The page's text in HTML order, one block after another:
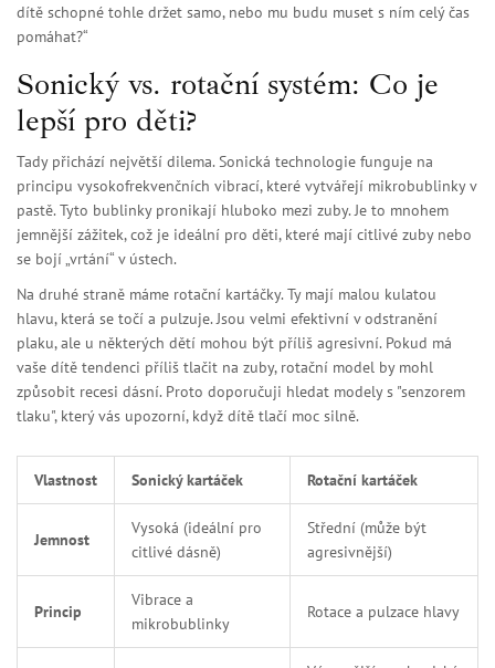
dítě schopné tohle držet samo, nebo mu budu muset s ním celý čas
pomáhat?“
Sonický vs. rotační systém: Co je
lepší pro děti?
Tady přichází největší dilema. Sonická technologie funguje na
principu vysokofrekvenčních vibrací, které vytvářejí mikrobublinky v
pastě. Tyto bublinky pronikají hluboko mezi zuby. Je to mnohem
jemnější zážitek, což je ideální pro děti, které mají citlivé zuby nebo
se bojí „vrtání“ v ústech.
Na druhé straně máme rotační kartáčky. Ty mají malou kulatou
hlavu, která se točí a pulzuje. Jsou velmi efektivní v odstranění
plaku, ale u některých dětí mohou být příliš agresivní. Pokud má
vaše dítě tendenci příliš tlačit na zuby, rotační model by mohl
způsobit recesi dásní. Proto doporučuji hledat modely s "senzorem
tlaku", který vás upozorní, když dítě tlačí moc silně.
Vlastnost Sonický kartáček Rotační kartáček
Jemnost
Vysoká (ideální pro
citlivé dásně)
Střední (může být
agresivnější)
Princip
Vibrace a
mikrobublinky
Rotace a pulzace hlavy